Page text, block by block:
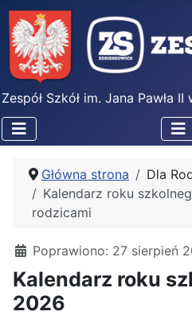
Zespół Szkół im. Jana Pawła
Główna strona
Dla
Kalendarz roku
rodzicami
Poprawiono: 27 sierpień
Kalendarz roku
2026